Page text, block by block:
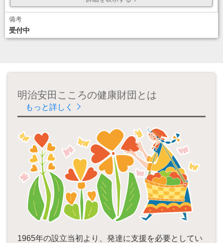
受付中
明治安田こころの健康財団とは
もっと詳しく
1965年の設立当初より、発達に支援を必要としてい